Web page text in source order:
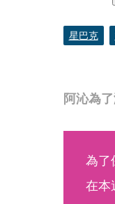
阿沁為
星巴克
為了
在本